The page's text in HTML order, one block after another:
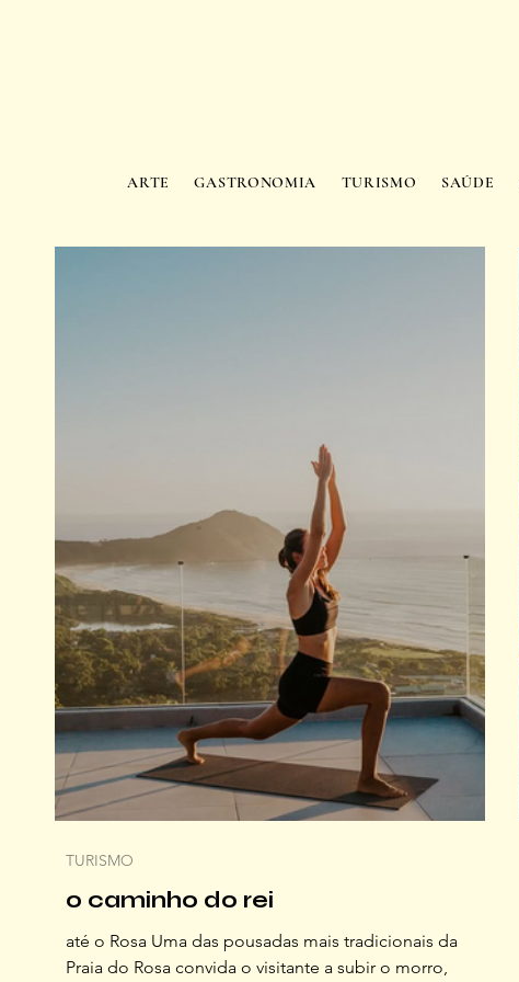
o caminho do rei
até o Rosa Uma das pousadas mais tradicionais da
Praia do Rosa convida o visitante a subir o morro,
TURISMO
ARTE GASTRONOMIA TURISMO SAÚDE